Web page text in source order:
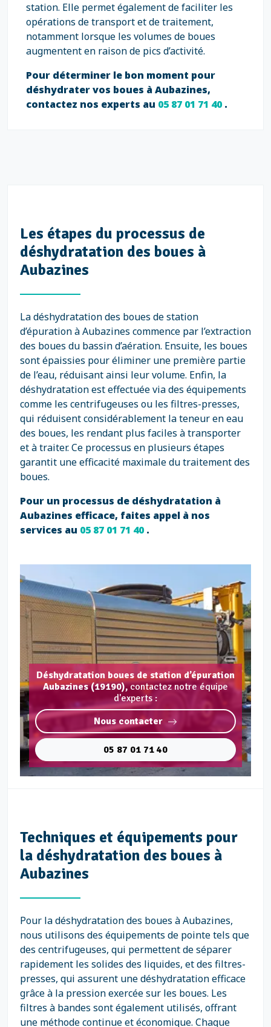
station. Elle permet également de faciliter les
opérations de transport et de traitement,
notamment lorsque les volumes de boues
augmentent en raison de pics d’activité.
Pour déterminer le bon moment pour
déshydrater vos boues à Aubazines,
contactez nos experts au 05 87 01 71 40.
Les étapes du processus de
déshydratation des boues à
Aubazines
La déshydratation des boues de station
d’épuration à Aubazines commence par l’extraction
des boues du bassin d’aération. Ensuite, les boues
sont épaissies pour éliminer une première partie
de l’eau, réduisant ainsi leur volume. Enfin, la
déshydratation est effectuée via des équipements
comme les centrifugeuses ou les filtres-presses,
qui réduisent considérablement la teneur en eau
des boues, les rendant plus faciles à transporter
et à traiter. Ce processus en plusieurs étapes
garantit une efficacité maximale du traitement des
boues.
Pour un processus de déshydratation à
Aubazines efficace, faites appel à nos
services au 05 87 01 71 40.
Déshydratation boues de station d’épuration
Aubazines (19190),contactez notre équipe
d'experts :
Nous contacter
05 87 01 71 40
Techniques et équipements pour
la déshydratation des boues à
Aubazines
Pour la déshydratation des boues à Aubazines,
nous utilisons des équipements de pointe tels que
des centrifugeuses, qui permettent de séparer
rapidement les solides des liquides, et des filtres-
presses, qui assurent une déshydratation efficace
grâce à la pression exercée sur les boues. Les
filtres à bandes sont également utilisés, offrant
une méthode continue et économique. Chaque